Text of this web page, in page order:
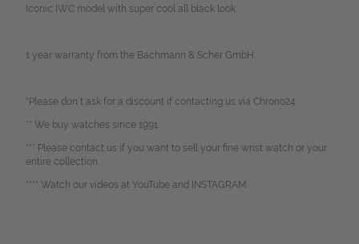
Iconic IWC model with super cool all black look.
1 year warranty from the Bachmann & Scher GmbH.
*Please don`t ask for a discount if contacting us via Chrono24.
** We buy watches since 1991.
*** Please contact us if you want to sell your fine wrist watch or your
entire collection.
**** Watch our videos at YouTube and INSTAGRAM.